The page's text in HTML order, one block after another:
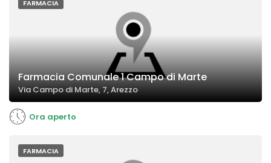
FARMACIA
Farmacia Comunale 1 Campo di Marte
Via Campo di Marte, 7, Arezzo
Ora aperto
FARMACIA